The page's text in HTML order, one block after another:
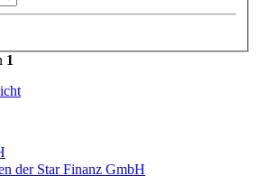
1
der Star Finanz GmbH